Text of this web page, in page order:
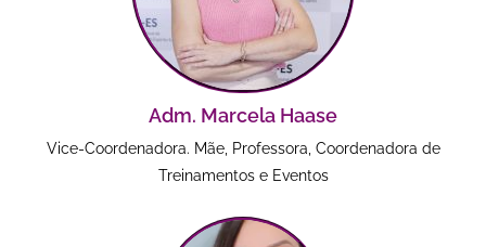
Adm. Marcela Haase
Vice-Coordenadora. Mãe, Professora, Coordenadora de
Treinamentos e Eventos